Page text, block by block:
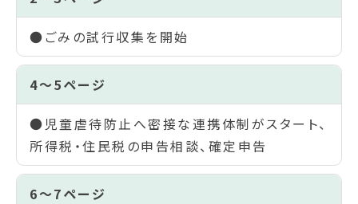
●ごみの試行収集を開始
4～5ページ
●児童虐待防止へ密接な連携体制がスタート、
所得税・住民税の申告相談、確定申告
6～7ページ